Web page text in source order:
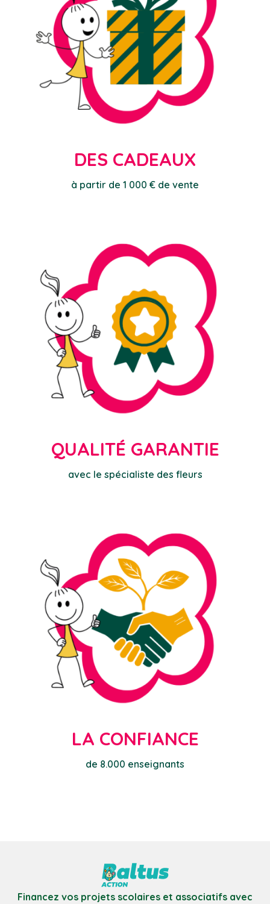
DES CADEAUX
à partir de 1 000 € de vente
QUALITÉ GARANTIE
avec le spécialiste des fleurs
LA CONFIANCE
de 8.000 enseignants
Financez vos projets scolaires et associatifs avec